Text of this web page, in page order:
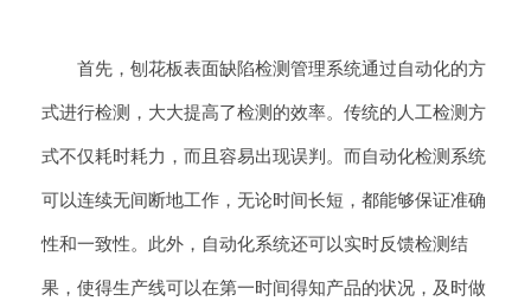
首先，刨花板表面缺陷检测管理系统通过自动化的方
式进行检测，大大提高了检测的效率。传统的人工检测方
式不仅耗时耗力，而且容易出现误判。而自动化检测系统
可以连续无间断地工作，无论时间长短，都能够保证准确
性和一致性。此外，自动化系统还可以实时反馈检测结
果，使得生产线可以在第一时间得知产品的状况，及时做